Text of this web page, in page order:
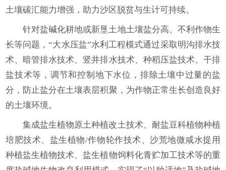
土壤碳汇能力增强，助力沙区脱贫与生计可持续。
针对盐碱化耕地或新垦土地土壤盐分高、不利作物生
长等问题，“大水压盐”水利工程模式通过采取明沟排水技
术、暗管排水技术、竖井排水技术、种稻压盐技术、干排
盐技术等，调节和控制地下水位，排除土壤中过量的盐
分，防止盐分在土壤表层积聚，为作物正常生长创造良好
的土壤环境。
集成盐生植物原土种植改土技术、耐盐豆科植物种植
培肥技术、盐生植物/作物轮作技术、沙荒地微咸水提用
种植盐生植物技术、盐生植物饲料化青贮加工技术等的重